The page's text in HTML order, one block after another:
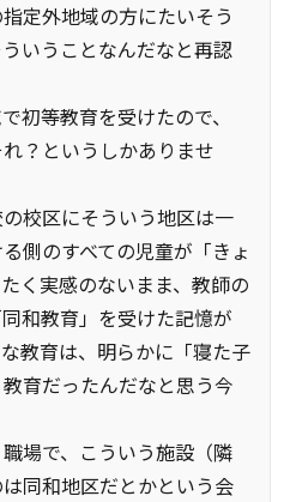
定外地域の方にたいそう
いうことなんだなと再認
初等教育を受けたので、
れ？というしかありませ
校区にそういう地区は一
側のすべての児童が「きょ
く実感のないまま、教師の
和教育」を受けた記憶が
教育は、明らかに「寝た子
育だったんだなと思う今
場で、こういう施設（隣
同和地区だとかという会